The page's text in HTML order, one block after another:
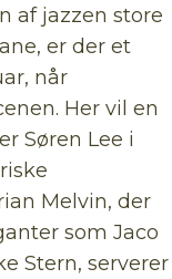
af jazzen store
er der et
når
Her vil en
Søren Lee i
Melvin, der
som Jaco
Stern, serverer